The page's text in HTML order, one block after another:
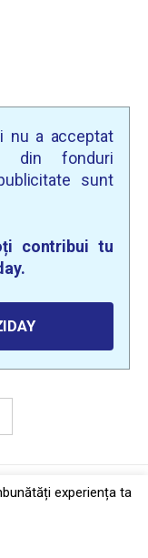
nu a acceptat
din fonduri
sunt
contribui tu
experiența ta